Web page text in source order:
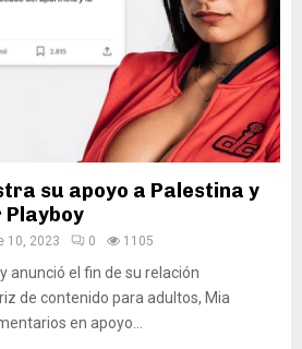
su apoyo a Palestina y
Playboy
10, 2023 0 1105
anunció el fin de su relación
de contenido para adultos, Mia
en apoyo...